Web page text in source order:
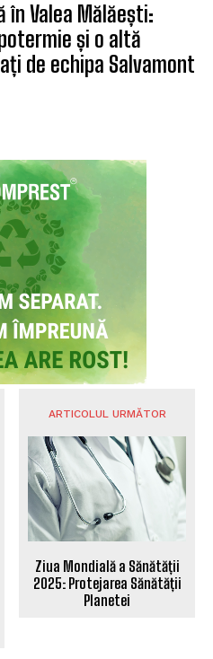
în Valea Mălăești:
și o altă
de echipa Salvamont
ARTICOLUL URMĂTOR
Ziua Mondială a Sănătății
2025: Protejarea Sănătății
Planetei